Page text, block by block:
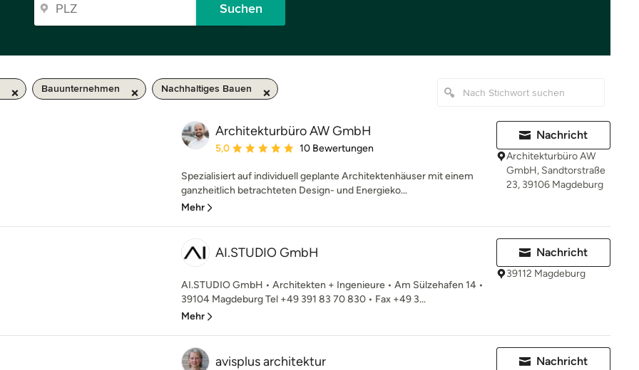
Suchen
Bauunternehmen Nachhaltiges Bauen
Architekturbüro AW GmbH
Durchschnittliche Bewertung: 5 von 5 Sternen
5,0 10 Bewertungen
Spezialisiert auf individuell geplante Architektenhäuser mit einem
ganzheitlich betrachteten Design- und Energieko...
Mehr
Nachricht
Architekturbüro AW
GmbH, Sandtorstraße
23, 39106 Magdeburg
AI.STUDIO GmbH
AI.STUDIO GmbH • Architekten + Ingenieure • Am Sülzehafen 14 •
39104 Magdeburg Tel +49 391 83 70 830 • Fax +49 3...
Mehr
Nachricht
39112 Magdeburg
avisplus architektur Nachricht